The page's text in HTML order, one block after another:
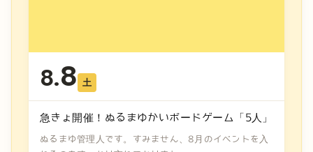
8.8 土
急きょ開催！ぬるまゆかいボードゲーム「5人」
ぬるまゆ管理人です。すみません、8月のイベントを入